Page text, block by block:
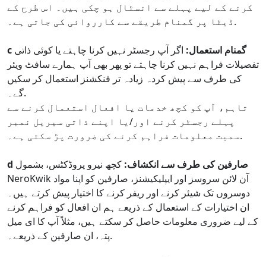
کرنے کے لیے پہلے سے انسٹال ہو چکی ہیں۔ اس طرح کے
ڈیٹا پر گمنام طریقے سے کارروائی کی جاتی ہے۔.
c گمنام استعمال: اگر آپ رجسٹر نہیں کرنا چاہتے یا کوئی ذاتی
تفصیلات فراہم نہیں کرنا چاہتے تو پھر بھی آپ ہمارے سافٹ ویئر
کی طرف سے پیش کردہ زیادہ تر فنکشنز استعمال کر سکیں
گے۔.
تاہم، آپ کو کچھ خدمات یا افعال استعمال کرنے سے
پہلے رجسٹر کرنے اور/یا اپنے ذاتی سیریل نمبر
سمیت معلومات فراہم کرنے کی ضرورت پڑ سکتی ہے۔.
d صارفین کی طرف سے انکشاف: کچھ نیرو پروڈکٹس، بشمول
NeroKwik آن لائن سروسز اور ایپلیکیشنز، صارفین کو اپنا مواد
دوسروں تک شیئر کرنے اور ریفر کرنے کا اختیار پیش کرتے ہیں۔
ان اختیارات کے استعمال کے ذریعے ہم ان افعال کو فراہم کرنے
کے لیے ضروری معلومات حاصل کر سکتے ہیں، مثلاً آپ کا ای میل
پتہ، ان صارفین کے ذریعے۔.